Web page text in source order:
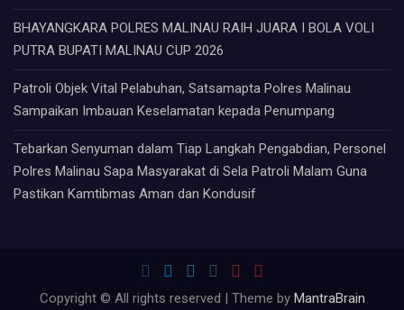
BHAYANGKARA POLRES MALINAU RAIH JUARA I BOLA VOLI
PUTRA BUPATI MALINAU CUP 2026
Patroli Objek Vital Pelabuhan, Satsamapta Polres Malinau
Sampaikan Imbauan Keselamatan kepada Penumpang
Tebarkan Senyuman dalam Tiap Langkah Pengabdian, Personel
Polres Malinau Sapa Masyarakat di Sela Patroli Malam Guna
Pastikan Kamtibmas Aman dan Kondusif
Copyright © All rights reserved | Theme by MantraBrain